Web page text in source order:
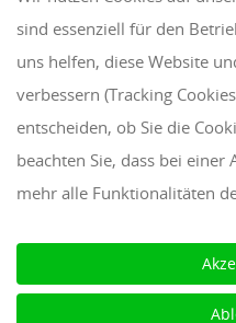
Fax: +43 7272 39 79 - 9
QUICKLINKS
Klientenbereich
Disclaimer
AAB 2018
Cookie Einstellungen
sind essenziell für den
uns helfen, diese Website
verbessern (Tracking
entscheiden, ob Sie die
beachten Sie, dass bei
mehr alle Funktionalitäten